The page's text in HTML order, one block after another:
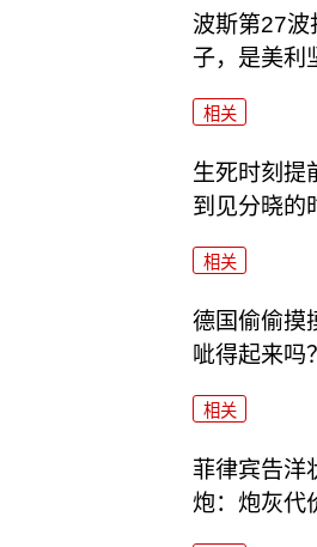
波斯第27波
子，是美利
相关
生死时刻提
到见分晓的
相关
德国偷偷摸
呲得起来吗？
相关
菲律宾告洋
炮：炮灰代